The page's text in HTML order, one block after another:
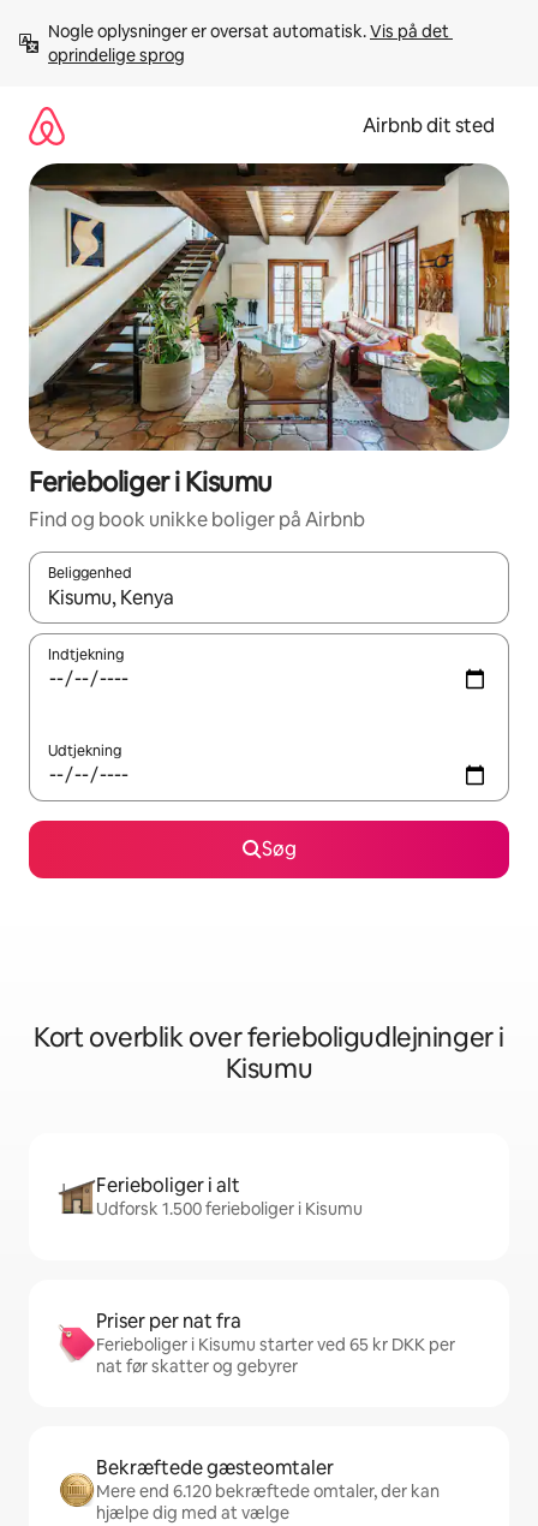
videre
Nogle oplysninger er oversat automatisk. Vis på det
oprindelige sprog
Airbnb dit sted
Ferieboliger i Kisumu
Find og book unikke boliger på Airbnb
Beliggenhed
Når resultaterne er tilgængelige, skal du navigere med
Indtjekning
Udtjekning
Søg
Kort overblik over ferieboligudlejninger i
Kisumu
Ferieboliger i alt
Udforsk 1.500 ferieboliger i Kisumu
Priser per nat fra
Ferieboliger i Kisumu starter ved 65 kr DKK per
nat før skatter og gebyrer
Bekræftede gæsteomtaler
Mere end 6.120 bekræftede omtaler, der kan
hjælpe dig med at vælge